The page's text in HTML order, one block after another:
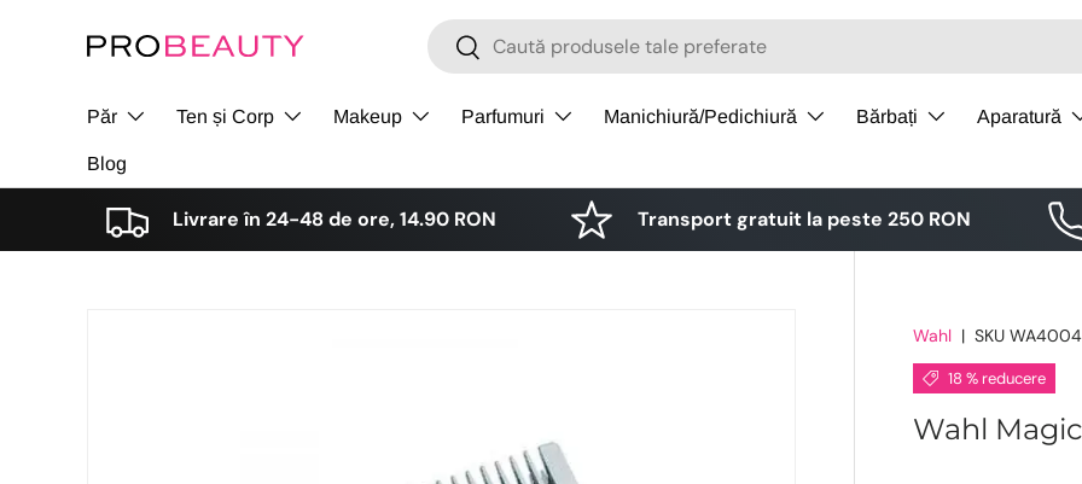
Sari la conținut
Cǎutare
Cǎutare
Păr Ten și Corp Makeup Parfumuri Manichiură/Pedichiură Bărbați Aparatură
Blog
Livrare în 24-48 de ore, 14.90 RON Transport gratuit la peste 250 RON
Wahl | SKU
18 % reducere
Wahl